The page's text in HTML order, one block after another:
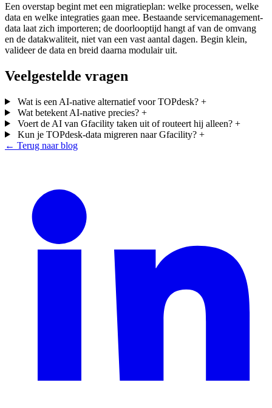
Een overstap begint met een migratieplan: welke processen, welke
data en welke integraties gaan mee. Bestaande servicemanagement-
data laat zich importeren; de doorlooptijd hangt af van de omvang
en de datakwaliteit, niet van een vast aantal dagen. Begin klein,
valideer de data en breid daarna modulair uit.
Veelgestelde vragen
Wat is een AI-native alternatief voor TOPdesk? +
Wat betekent AI-native precies? +
Voert de AI van Gfacility taken uit of routeert hij alleen? +
Kun je TOPdesk-data migreren naar Gfacility? +
← Terug naar blog